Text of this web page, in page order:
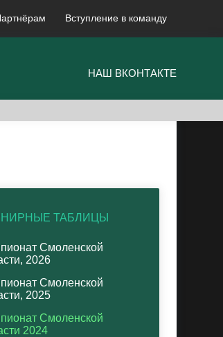
Вступление в команду
НАШ ВКОНТАКТЕ
ТАБЛИЦЫ
Смоленской
2026
Смоленской
2025
Смоленской
2024